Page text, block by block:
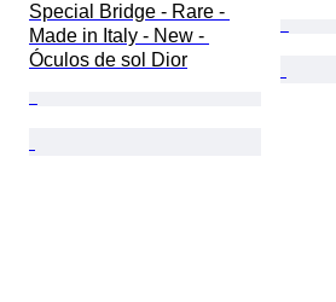
Special Bridge - Rare -
Made in Italy - New -
Óculos de sol Dior